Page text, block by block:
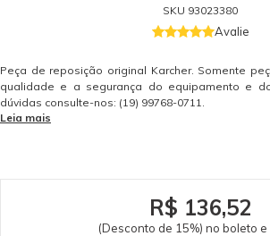
SKU 93023380
Avalie
Peça de reposição original Karcher. Somente
qualidade e a segurança do equipamento e
dúvidas consulte-nos: (19) 99768-0711.
Leia mais
R$ 136,52
(Desconto de 15%) no boleto e